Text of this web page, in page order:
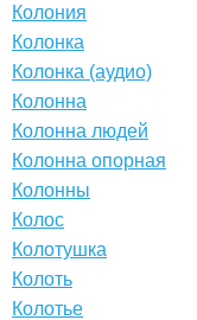
Колония
Колонка
Колонка (аудио)
Колонна
Колонна людей
Колонна опорная
Колонны
Колос
Колотушка
Колоть
Колотье